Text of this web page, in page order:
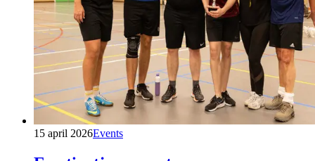
15 april 2026Events